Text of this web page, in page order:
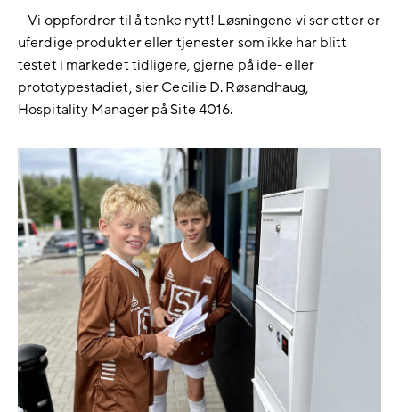
– Vi oppfordrer til å tenke nytt! Løsningene vi ser etter er
uferdige produkter eller tjenester som ikke har blitt
testet i markedet tidligere, gjerne på ide- eller
prototypestadiet, sier Cecilie D. Røsandhaug,
Hospitality Manager på Site 4016.